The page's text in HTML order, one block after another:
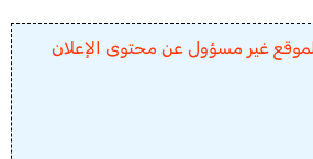
غير مسؤول عن محتوى الإعلان